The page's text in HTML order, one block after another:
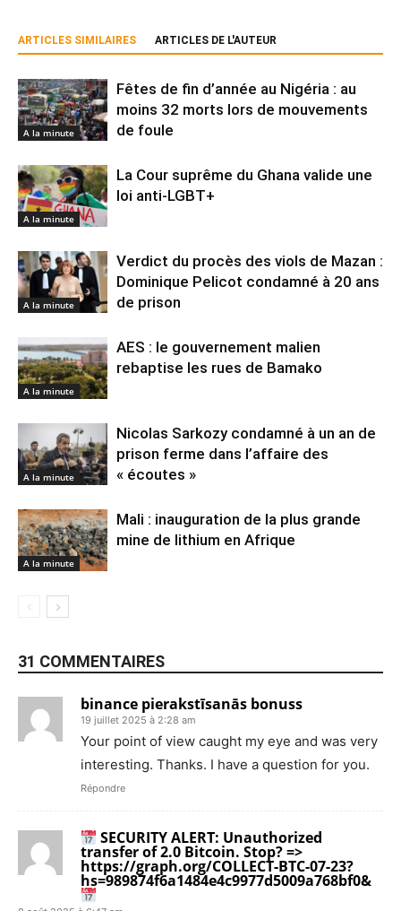
ARTICLES SIMILAIRES ARTICLES DE L'AUTEUR
A la minute
Fêtes de fin d’année au Nigéria : au
moins 32 morts lors de mouvements
de foule
A la minute
La Cour suprême du Ghana valide une
loi anti-LGBT+
A la minute
Verdict du procès des viols de Mazan :
Dominique Pelicot condamné à 20 ans
de prison
A la minute
AES : le gouvernement malien
rebaptise les rues de Bamako
A la minute
Nicolas Sarkozy condamné à un an de
prison ferme dans l’affaire des
« écoutes »
A la minute
Mali : inauguration de la plus grande
mine de lithium en Afrique
31 COMMENTAIRES
binance pierakstīsanās bonuss
19 juillet 2025 à 2:28 am
Your point of view caught my eye and was very
interesting. Thanks. I have a question for you.
Répondre
SECURITY ALERT: Unauthorized
transfer of 2.0 Bitcoin. Stop? =>
https://graph.org/COLLECT-BTC-07-23?
hs=989874f6a1484e4c9977d5009a768bf0&